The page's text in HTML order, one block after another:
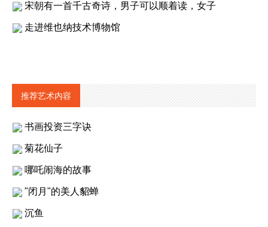
宋朝有一首千古奇诗，男子可以顺着读，女子
走进维也纳技术博物馆
推荐艺术内容
书画投资三字诀
菊花仙子
哪吒闹海的故事
"闭月"的美人貂蝉
沉鱼